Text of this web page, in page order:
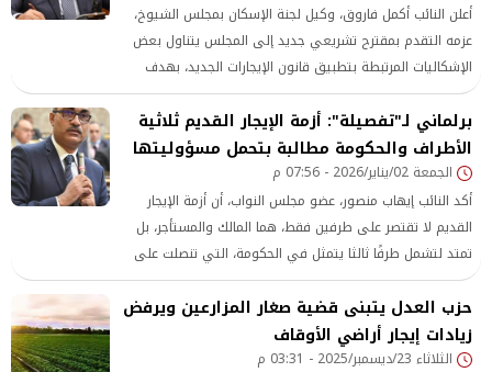
أعلن النائب أكمل فاروق، وكيل لجنة الإسكان بمجلس الشيوخ،
عزمه التقدم بمقترح تشريعي جديد إلى المجلس يتناول بعض
الإشكاليات المرتبطة بتطبيق قانون الإيجارات الجديد، بهدف
معالجة الثغرات العملية التي ظهرت أو يتوقع ظهورها عند
التنفيذ على أرض الواقع.
برلماني لـ"تفصيلة": أزمة الإيجار القديم ثلاثية
الأطراف والحكومة مطالبة بتحمل مسؤوليتها
الجمعة 02/يناير/2026 - 07:56 م
أكد النائب إيهاب منصور، عضو مجلس النواب، أن أزمة الإيجار
القديم لا تقتصر على طرفين فقط، هما المالك والمستأجر، بل
تمتد لتشمل طرفًا ثالثا يتمثل في الحكومة، التي تنصلت على
حد وصفه من واجباتها الأساسية في هذا الملف الشائك.
حزب العدل يتبنى قضية صغار المزارعين ويرفض
زيادات إيجار أراضي الأوقاف
الثلاثاء 23/ديسمبر/2025 - 03:31 م